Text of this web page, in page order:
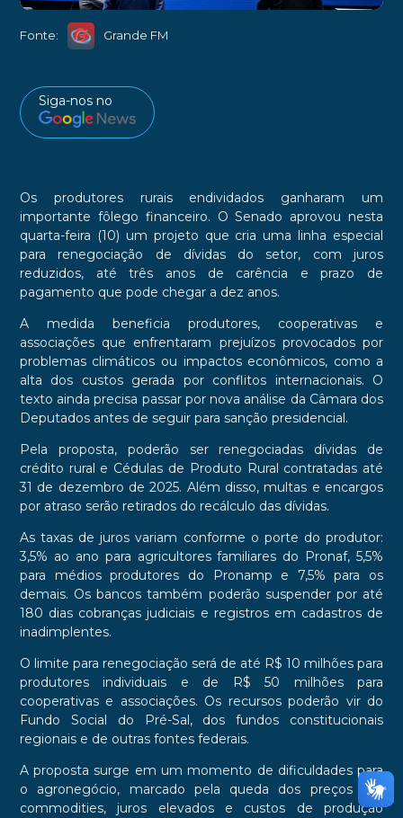
Fonte: Grande FM
Siga-nos no
Os produtores rurais endividados ganharam um
importante fôlego financeiro. O Senado aprovou nesta
quarta-feira (10) um projeto que cria uma linha especial
para renegociação de dívidas do setor, com juros
reduzidos, até três anos de carência e prazo de
pagamento que pode chegar a dez anos.
A medida beneficia produtores, cooperativas e
associações que enfrentaram prejuízos provocados por
problemas climáticos ou impactos econômicos, como a
alta dos custos gerada por conflitos internacionais. O
texto ainda precisa passar por nova análise da Câmara dos
Deputados antes de seguir para sanção presidencial.
Pela proposta, poderão ser renegociadas dívidas de
crédito rural e Cédulas de Produto Rural contratadas até
31 de dezembro de 2025. Além disso, multas e encargos
por atraso serão retirados do recálculo das dívidas.
As taxas de juros variam conforme o porte do produtor:
3,5% ao ano para agricultores familiares do Pronaf, 5,5%
para médios produtores do Pronamp e 7,5% para os
demais. Os bancos também poderão suspender por até
180 dias cobranças judiciais e registros em cadastros de
inadimplentes.
O limite para renegociação será de até R$ 10 milhões para
produtores individuais e de R$ 50 milhões para
cooperativas e associações. Os recursos poderão vir do
Fundo Social do Pré-Sal, dos fundos constitucionais
regionais e de outras fontes federais.
A proposta surge em um momento de dificuldades para
o agronegócio, marcado pela queda dos preços das
commodities, juros elevados e custos de produção